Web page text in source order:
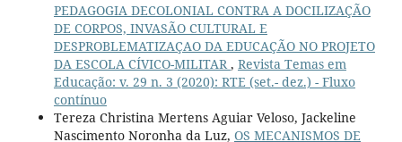
PEDAGOGIA DECOLONIAL CONTRA A DOCILIZAÇÃO
DE CORPOS, INVASÃO CULTURAL E
DESPROBLEMATIZAÇAO DA EDUCAÇÃO NO PROJETO
DA ESCOLA CÍVICO-MILITAR , Revista Temas em
Educação: v. 29 n. 3 (2020): RTE (set.- dez.) - Fluxo
contínuo
Tereza Christina Mertens Aguiar Veloso, Jackeline
Nascimento Noronha da Luz, OS MECANISMOS DE